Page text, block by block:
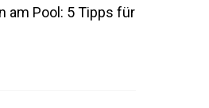
am Pool: 5 Tipps für